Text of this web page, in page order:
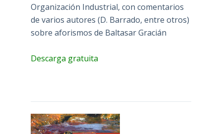
Organización Industrial, con comentarios
de varios autores (D. Barrado, entre otros)
sobre aforismos de Baltasar Gracián
Descarga gratuita